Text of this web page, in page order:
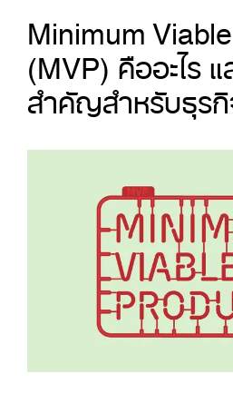
Minimum
(MVP) คืออะไร
สำคัญสำหรับธุร